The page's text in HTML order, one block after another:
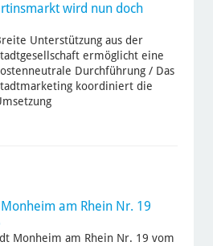
wird nun doch
Unterstützung aus der
ermöglicht eine
Durchführung / Das
koordiniert die
am Rhein Nr. 19
Monheim am Rhein Nr. 19 vom